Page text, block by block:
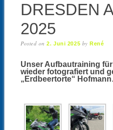
DRESDEN
2025
Posted on2. Juni 2025 byRené
Unser Aufbautraining
wieder fotografiert und
„Erdbeertorte“